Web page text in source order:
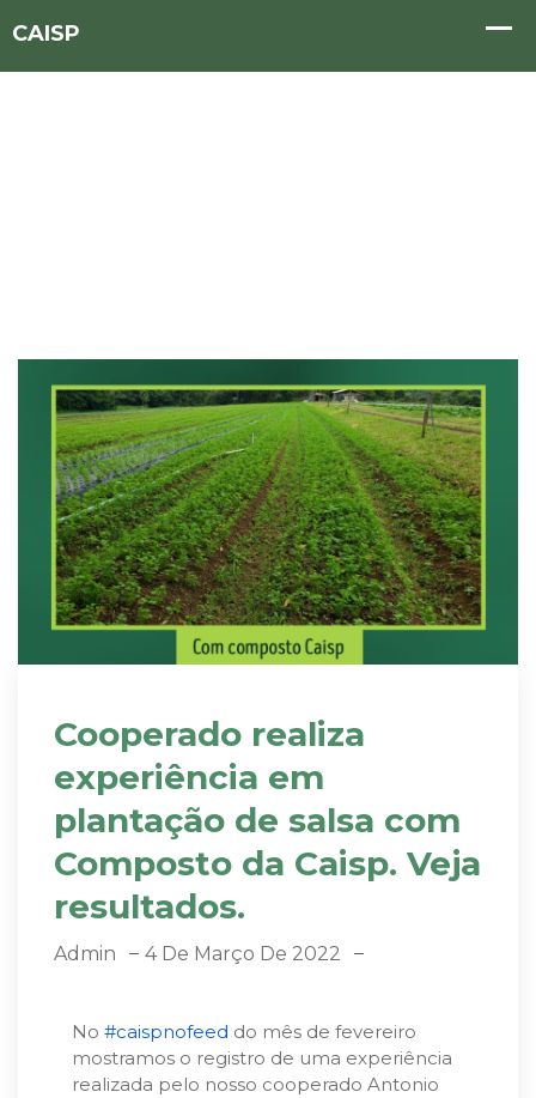
Cooperado realiza
experiência em
plantação de salsa com
Composto da Caisp. Veja
resultados.
Admin 4 De Março De 2022
No #caispnofeed do mês de fevereiro
mostramos o registro de uma experiência
realizada pelo nosso cooperado Antonio